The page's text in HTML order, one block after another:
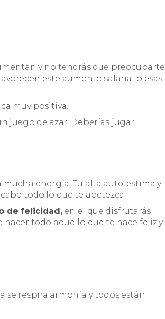
y no tendrás que preocuparte
este aumento salarial o esas
muy positiva.
juego de azar. Deberías jugar.
mucha energía. Tu alta auto-estima y
todo lo que te apetezca.
de felicidad, en el que disfrutarás
todo aquello que te hace feliz y
se respira armonía y todos están